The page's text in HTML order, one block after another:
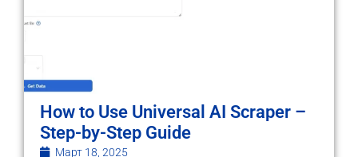
How to Use Universal AI Scraper –
Step-by-Step Guide
Март 18, 2025